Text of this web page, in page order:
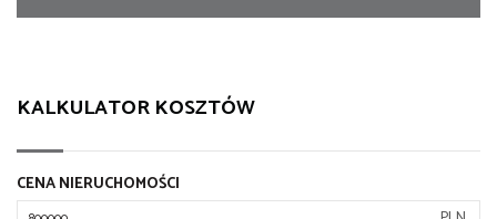
KALKULATOR KOSZTÓW
CENA NIERUCHOMOŚCI